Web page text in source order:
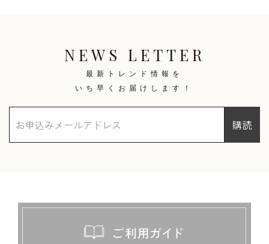
NEWS LETTER
最新トレンド情報を
いち早くお届けします！